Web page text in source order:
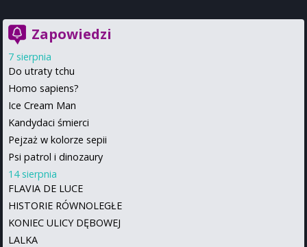
Zapowiedzi
7 sierpnia
Do utraty tchu
Homo sapiens?
Ice Cream Man
Kandydaci śmierci
Pejzaż w kolorze sepii
Psi patrol i dinozaury
14 sierpnia
FLAVIA DE LUCE
HISTORIE RÓWNOLEGŁE
KONIEC ULICY DĘBOWEJ
LALKA